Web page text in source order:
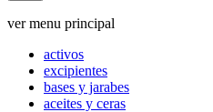
ver menu principal
activos
excipientes
bases y jarabes
aceites y ceras